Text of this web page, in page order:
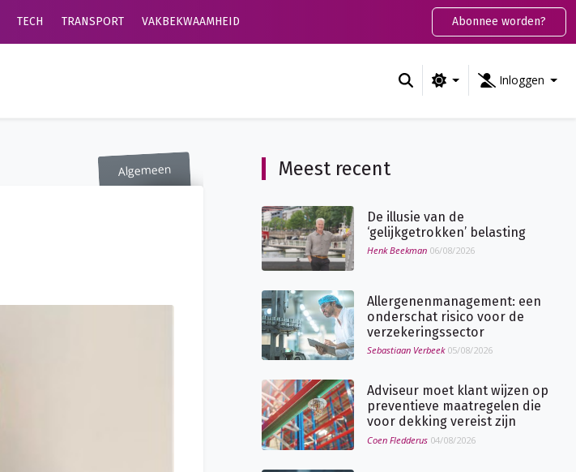
TECH TRANSPORT VAKBEKWAAMHEID Abonnee worden?
Inloggen
Algemeen Meest recent
De illusie van de
‘gelijkgetrokken’ belasting
Henk Beekman 06/08/2026
Allergenenmanagement: een
onderschat risico voor de
verzekeringssector
Sebastiaan Verbeek 05/08/2026
Adviseur moet klant wijzen op
preventieve maatregelen die
voor dekking vereist zijn
Coen Fledderus 04/08/2026